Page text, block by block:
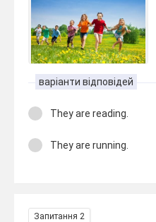
варіанти відповідей
They are reading.
They are running.
Запитання 2